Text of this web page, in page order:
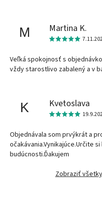
M Martina K.
Veľká spokojnosť s
vždy starostlivo zabalený a v
K Kvetoslava
Objednávala som prvýkrát a
očakávania.Vynikajúce.Určite
budúcnosti.Ďakujem
Zobraziť